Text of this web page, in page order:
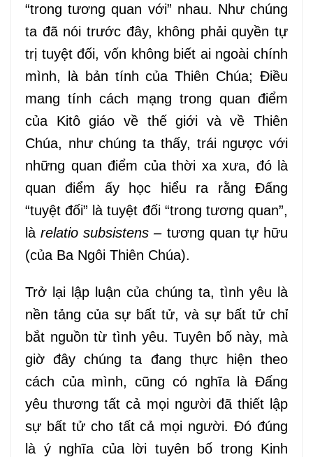
“trong tương quan với” nhau. Như chúng
ta đã nói trước đây, không phải quyền tự
trị tuyệt đối, vốn không biết ai ngoài chính
mình, là bản tính của Thiên Chúa; Điều
mang tính cách mạng trong quan điểm
của Kitô giáo về thế giới và về Thiên
Chúa, như chúng ta thấy, trái ngược với
những quan điểm của thời xa xưa, đó là
quan điểm ấy học hiểu ra rằng Đấng
“tuyệt đối” là tuyệt đối “trong tương quan”,
làrelatio subsistens –tương quan tự hữu
(của Ba Ngôi Thiên Chúa).
Trở lại lập luận của chúng ta, tình yêu là
nền tảng của sự bất tử, và sự bất tử chỉ
bắt nguồn từ tình yêu. Tuyên bố này, mà
giờ đây chúng ta đang thực hiện theo
cách của mình, cũng có nghĩa là Đấng
yêu thương tất cả mọi người đã thiết lập
sự bất tử cho tất cả mọi người. Đó đúng
là ý nghĩa của lời tuyên bố trong Kinh